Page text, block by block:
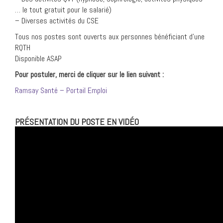
… le tout gratuit pour le salarié)
– Diverses activités du CSE
Tous nos postes sont ouverts aux personnes bénéficiant d’une
RQTH
Disponible ASAP
Pour postuler, merci de cliquer sur le lien suivant :
Ramsay Santé – Portail Emploi
PRÉSENTATION DU POSTE EN VIDÉO